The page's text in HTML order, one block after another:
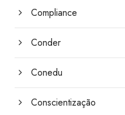
Compliance
Conder
Conedu
Conscientização